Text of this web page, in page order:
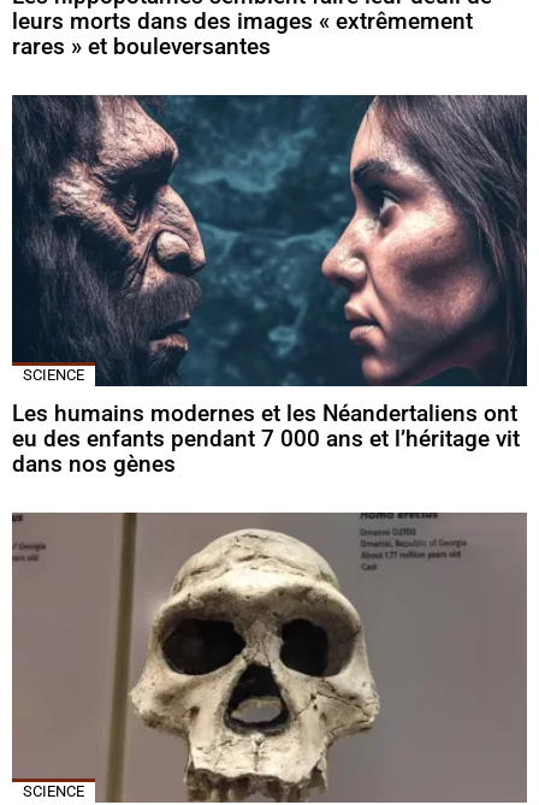
leurs morts dans des images « extrêmement
rares » et bouleversantes
SCIENCE
Les humains modernes et les Néandertaliens ont
eu des enfants pendant 7 000 ans et l’héritage vit
dans nos gènes
SCIENCE